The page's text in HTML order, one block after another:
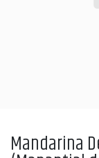
Mandarina